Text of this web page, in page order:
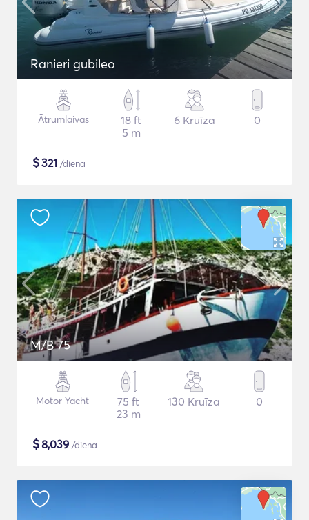
Ranieri gubileo
Ātrumlaivas
18 ft
5 m
6 Kruīza 0
$321 /diena
M/B 75
Motor Yacht
75 ft
23 m
130 Kruīza 0
$8,039 /diena